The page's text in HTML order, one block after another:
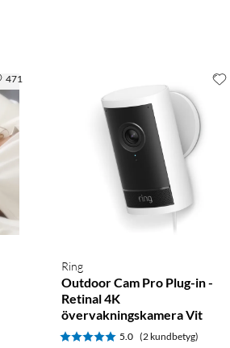
471
Ring
Outdoor Cam Pro Plug-in -
Retinal 4K
övervakningskamera Vit
5.0 (2 kundbetyg)